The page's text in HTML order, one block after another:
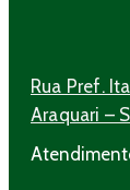
Rua Pref.
Araquari –